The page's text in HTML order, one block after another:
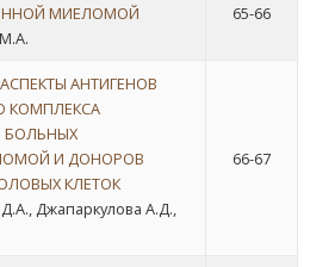
МИЕЛОМОЙ
65-66
АНТИГЕНОВ
КОМПЛЕКСА
БОЛЬНЫХ
И ДОНОРОВ
КЛЕТОК
Джапаркулова А.Д.,
66-67